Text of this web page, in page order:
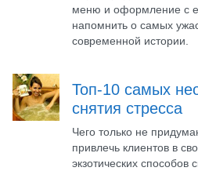
меню и оформление с
напомнить о самых
современной истории.
Топ-10 самых
снятия стресса
Чего только не
привлечь клиентов в
экзотических способов